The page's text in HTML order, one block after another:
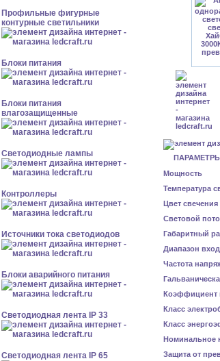
Профильные фигурные
контурные светильники
Блоки питания
Блоки питания
влагозащищенные
Светодиодные лампы
Контроллеры
Источники тока светодиодов
Блоки аварийного питания
Светодиодная лента IP 33
Светодиодная лента IP 65
Мощность
Температура
Цвет свечения
Световой
Габаритный
Диапазон
Частота
Коэффициент
Класс
Класс
Номинальное
Защита от